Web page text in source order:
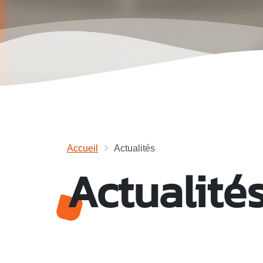
Accueil Actualités